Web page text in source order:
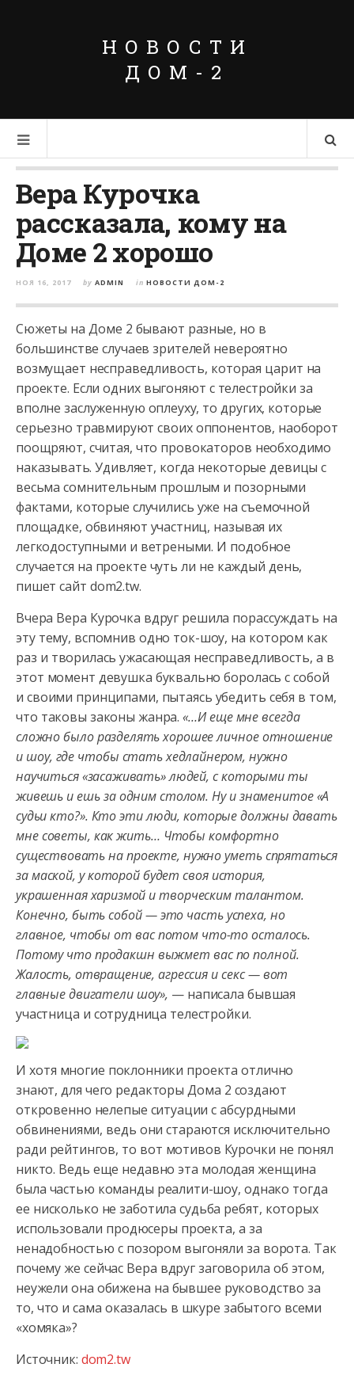
НОВОСТИ
ДОМ-2
Вера Курочка
рассказала, кому на
Доме 2 хорошо
НОЯ 16, 2017 by ADMIN in НОВОСТИ ДОМ-2
Сюжеты на Доме 2 бывают разные, но в
большинстве случаев зрителей невероятно
возмущает несправедливость, которая царит на
проекте. Если одних выгоняют с телестройки за
вполне заслуженную оплеуху, то других, которые
серьезно травмируют своих оппонентов, наоборот
поощряют, считая, что провокаторов необходимо
наказывать. Удивляет, когда некоторые девицы с
весьма сомнительным прошлым и позорными
фактами, которые случились уже на съемочной
площадке, обвиняют участниц, называя их
легкодоступными и ветреными. И подобное
случается на проекте чуть ли не каждый день,
пишет сайт dom2.tw.
Вчера Вера Курочка вдруг решила порассуждать на
эту тему, вспомнив одно ток-шоу, на котором как
раз и творилась ужасающая несправедливость, а в
этот момент девушка буквально боролась с собой
и своими принципами, пытаясь убедить себя в том,
что таковы законы жанра.«…И еще мне всегда
сложно было разделять хорошее личное отношение
и шоу, где чтобы стать хедлайнером, нужно
научиться «засаживать» людей, с которыми ты
живешь и ешь за одним столом. Ну и знаменитое «А
судьи кто?». Кто эти люди, которые должны давать
мне советы, как жить… Чтобы комфортно
существовать на проекте, нужно уметь спрятаться
за маской, у которой будет своя история,
украшенная харизмой и творческим талантом.
Конечно, быть собой — это часть успеха, но
главное, чтобы от вас потом что-то осталось.
Потому что продакшн выжмет вас по полной.
Жалость, отвращение, агрессия и секс — вот
главные двигатели шоу», — написала бывшая
участница и сотрудница телестройки.
И хотя многие поклонники проекта отлично
знают, для чего редакторы Дома 2 создают
откровенно нелепые ситуации с абсурдными
обвинениями, ведь они стараются исключительно
ради рейтингов, то вот мотивов Курочки не понял
никто. Ведь еще недавно эта молодая женщина
была частью команды реалити-шоу, однако тогда
ее нисколько не заботила судьба ребят, которых
использовали продюсеры проекта, а за
ненадобностью с позором выгоняли за ворота. Так
почему же сейчас Вера вдруг заговорила об этом,
неужели она обижена на бывшее руководство за
то, что и сама оказалась в шкуре забытого всеми
«хомяка»?
Источник: dom2.tw